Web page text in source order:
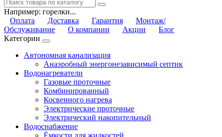
Например: горелки...
Оплата
Доставка Гарантия
Монтаж/
Обслуживание
О компании Акции
Блог
Категории
Автономная канализация
Анаэробный энергонезависимый септик
Водонагреватели
Газовые проточные
Комбинированный
Косвенного нагрева
Электрические проточные
Электрический накопительный
Водоснабжение
Ёмкости для жидкостей